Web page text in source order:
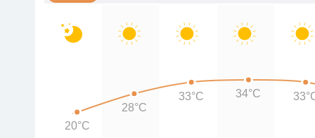
20°C
28°C
33°C 34°C